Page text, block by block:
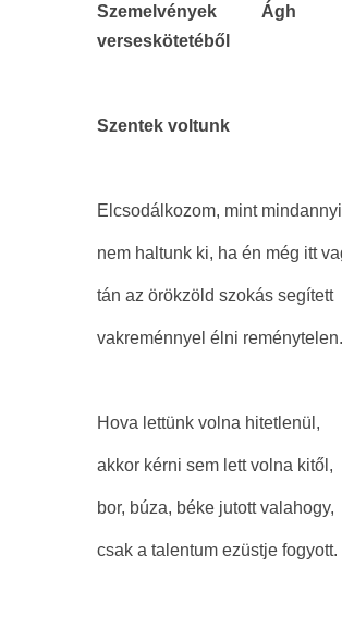
Szemelvények Ágh
verseskötetéből
Szentek voltunk
Elcsodálkozom, mint
nem haltunk ki, ha én még itt
tán az örökzöld szokás segített
vakreménnyel élni reménytelen.
Hova lettünk volna hitetlenül,
akkor kérni sem lett volna kitől,
bor, búza, béke jutott valahogy,
csak a talentum ezüstje fogyott.